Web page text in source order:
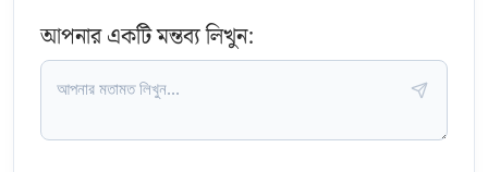
আপনার একটি মন্তব্য লিখুন: